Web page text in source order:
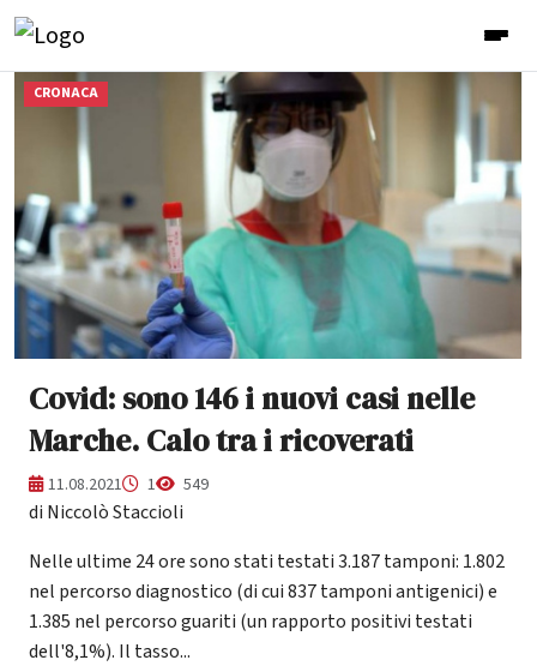
CRONACA
Covid: sono 146 i nuovi casi nelle
Marche. Calo tra i ricoverati
11.08.2021 1 549
di Niccolò Staccioli
Nelle ultime 24 ore sono stati testati 3.187 tamponi: 1.802
nel percorso diagnostico (di cui 837 tamponi antigenici) e
1.385 nel percorso guariti (un rapporto positivi testati
dell'8,1%). Il tasso...